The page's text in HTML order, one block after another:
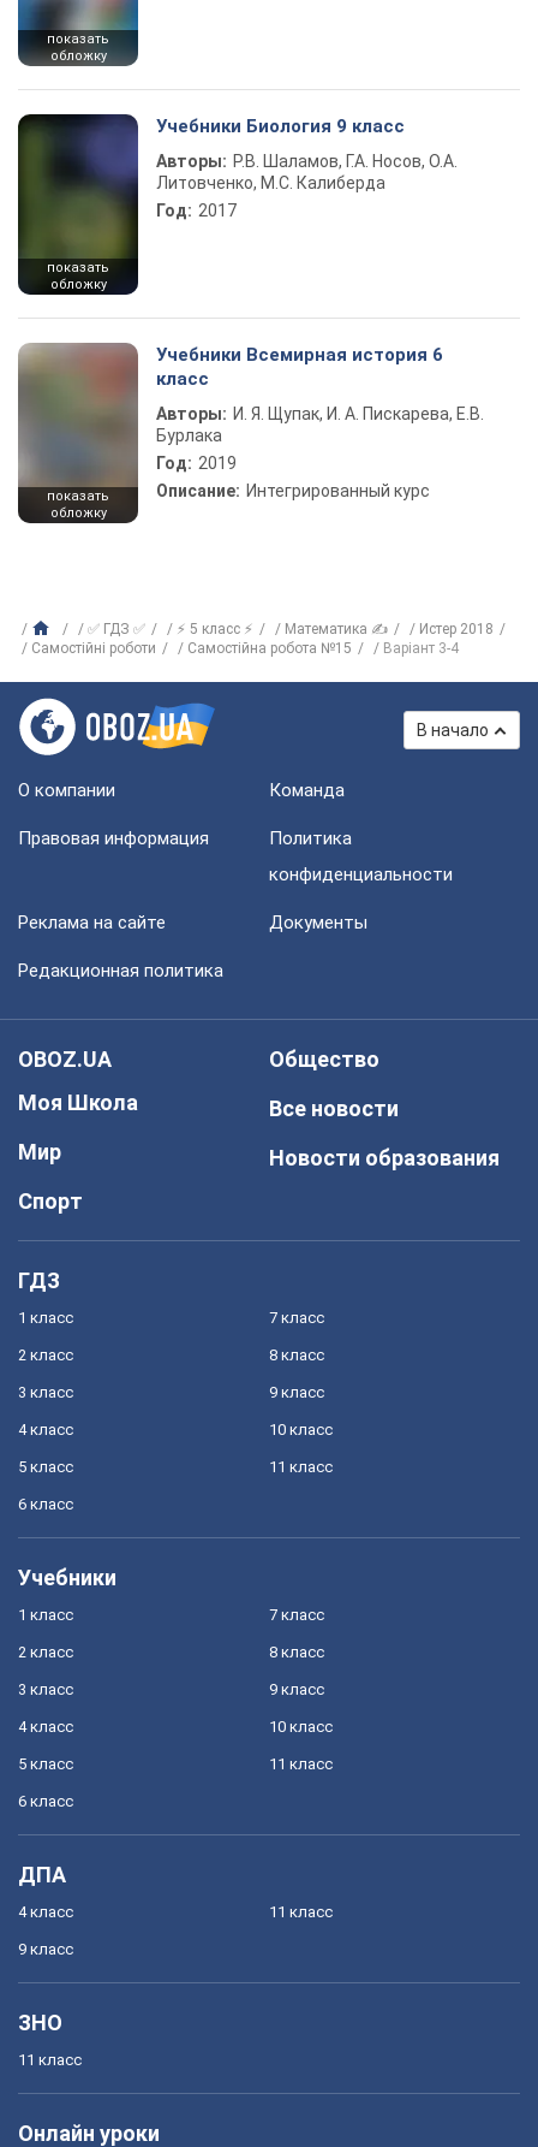
показать
обложку
показать
обложку
Учебники Биология 9 класс
Авторы: Р.В. Шаламов, Г.А. Носов, О.А.
Литовченко, М.С. Калиберда
Год: 2017
показать
обложку
Учебники Всемирная история 6
класс
Авторы: И. Я. Щупак, И. А. Пискарева, Е.В.
Бурлака
Год: 2019
Описание: Интегрированный курс
✅ ГДЗ ✅ ⚡ 5 класс ⚡ Математика ✍
Истер 2018
Самостійні роботи
Самостійна робота №15 Варіант 3-4
В начало
О компании Команда
Правовая информация
Политика
конфиденциальности
Реклама на сайте Документы
Редакционная политика
OBOZ.UA
Моя Школа
Мир
Спорт
Общество
Все новости
Новости образования
ГДЗ
1 класс
2 класс
3 класс
4 класс
5 класс
6 класс
7 класс
8 класс
9 класс
10 класс
11 класс
Учебники
1 класс
2 класс
3 класс
4 класс
5 класс
6 класс
7 класс
8 класс
9 класс
10 класс
11 класс
ДПА
4 класс
9 класс
11 класс
ЗНО
11 класс
Онлайн уроки